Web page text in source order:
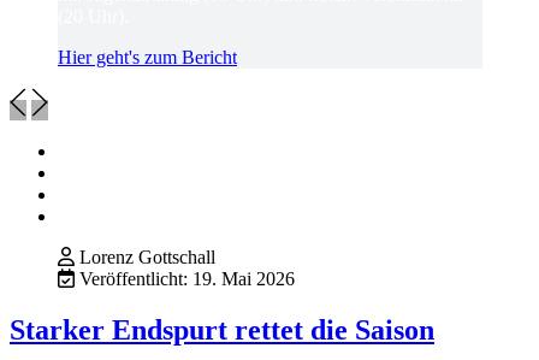
Hier geht's zum Bericht
Lorenz Gottschall
Veröffentlicht: 19. Mai 2026
Starker Endspurt rettet die Saison